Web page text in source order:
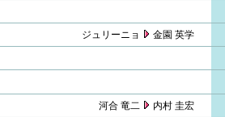
ジュリーニョ 金園 英学
河合 竜二 内村 圭宏